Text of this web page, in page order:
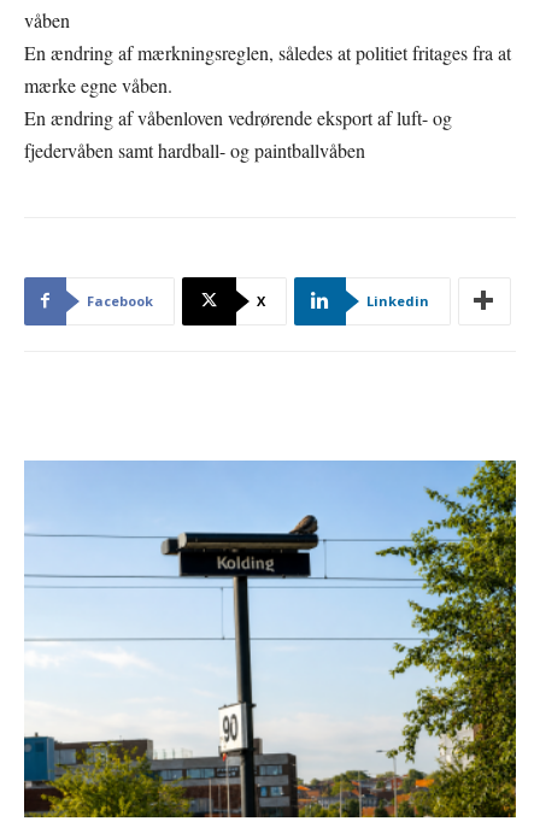
våben
En ændring af mærkningsreglen, således at politiet fritages fra at
mærke egne våben.
En ændring af våbenloven vedrørende eksport af luft- og
fjedervåben samt hardball- og paintballvåben
Facebook X Linkedin